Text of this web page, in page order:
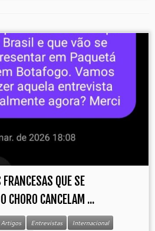
QUE SE
CHORO CANCELAM ...
Artigos Entrevistas
Internacional